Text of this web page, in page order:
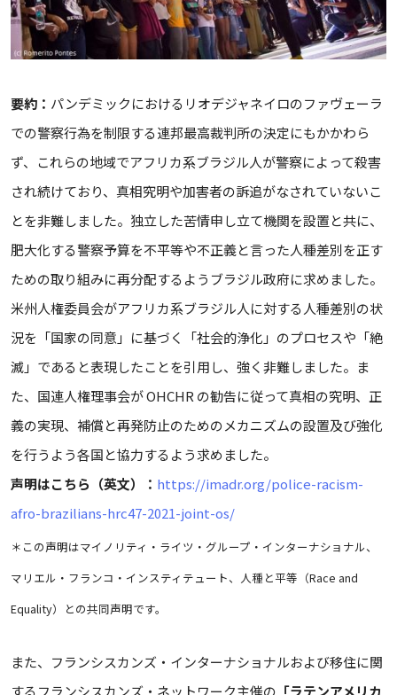
要約： パンデミックにおけるリオデジャネイロのファヴェーラ
での警察行為を制限する連邦最高裁判所の決定にもかかわら
ず、これらの地域でアフリカ系ブラジル人が警察によって殺害
され続けており、真相究明や加害者の訴追がなされていないこ
とを非難しました。独立した苦情申し立て機関を設置と共に、
肥大化する警察予算を不平等や不正義と言った人種差別を正す
ための取り組みに再分配するようブラジル政府に求めました。
米州人権委員会がアフリカ系ブラジル人に対する人種差別の状
況を「国家の同意」に基づく「社会的浄化」のプロセスや「絶
滅」であると表現したことを引用し、強く非難しました。ま
た、国連人権理事会が OHCHR の勧告に従って真相の究明、正
義の実現、補償と再発防止のためのメカニズムの設置及び強化
を行うよう各国と協力するよう求めました。
声明はこちら（英文）： https://imadr.org/police-racism-
afro-brazilians-hrc47-2021-joint-os/
＊この声明はマイノリティ・ライツ・グループ・インターナショナル、
マリエル・フランコ・インスティテュート、人種と平等（Race and
Equality）との共同声明です。
また、フランシスカンズ・インターナショナルおよび移住に関
するフランシスカンズ・ネットワーク主催の 「ラテンアメリカ